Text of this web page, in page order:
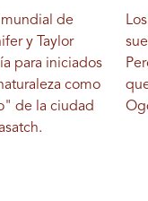
de
y Taylor
para iniciados
como
de la ciudad